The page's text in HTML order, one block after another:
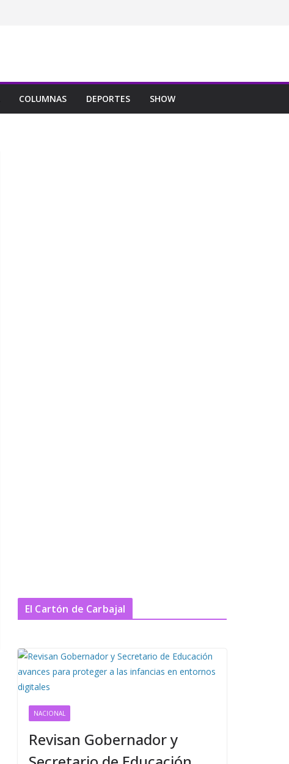
COLUMNAS DEPORTES SHOW
El Cartón de Carbajal
NACIONAL
Revisan Gobernador y